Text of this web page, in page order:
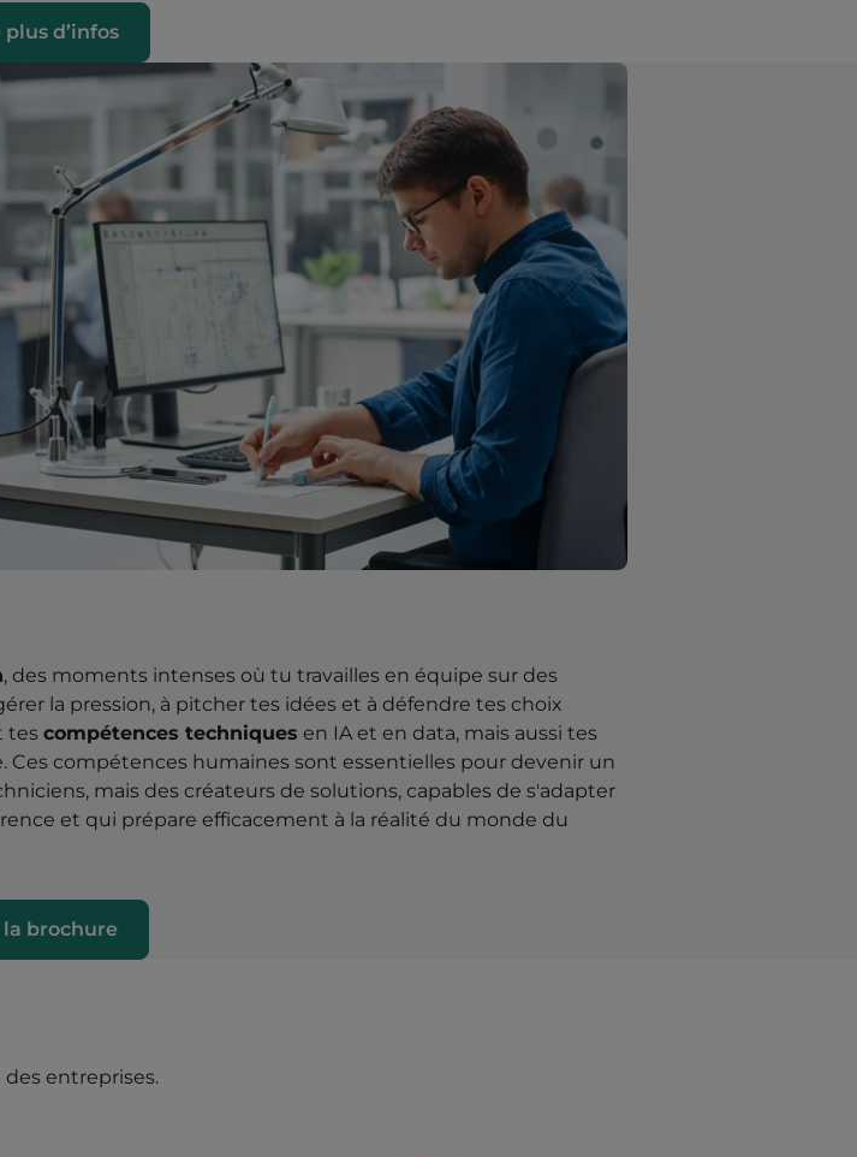
d’infos
, des moments intenses où tu travailles en équipe sur des
la pression, à pitcher tes idées et à défendre tes choix
tes compétences techniques en IA et en data, mais aussi tes
compétences humaines sont essentielles pour devenir un
mais des créateurs de solutions, capables de s'adapter
et qui prépare efficacement à la réalité du monde du
brochure
entreprises.